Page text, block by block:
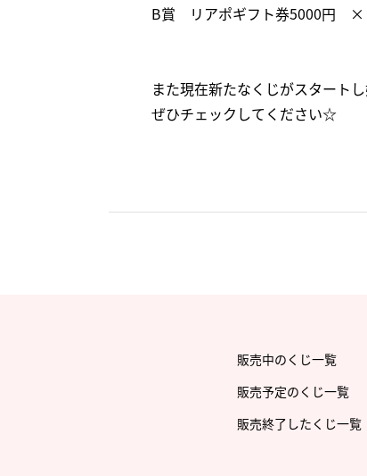
B賞 リアポギフト券5000円
また現在新たなくじがスタート
ぜひチェックしてください☆
販売中のくじ一覧
販売予定のくじ一覧
販売終了したくじ一覧